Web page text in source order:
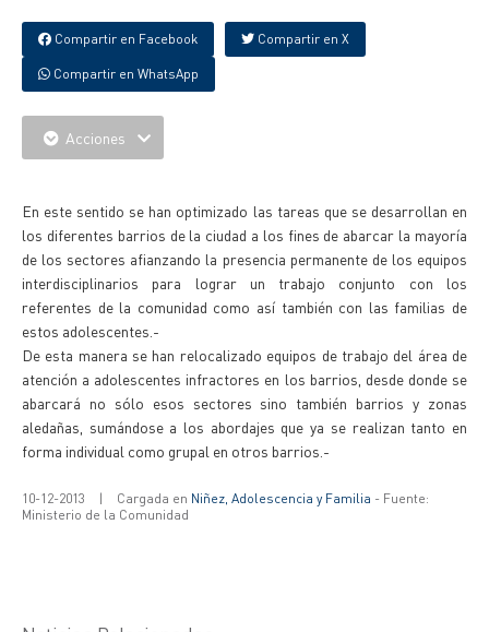
Compartir en Facebook Compartir en X
Compartir en WhatsApp
Acciones
En este sentido se han optimizado las tareas que se desarrollan en
los diferentes barrios de la ciudad a los fines de abarcar la mayoría
de los sectores afianzando la presencia permanente de los equipos
interdisciplinarios para lograr un trabajo conjunto con los
referentes de la comunidad como así también con las familias de
estos adolescentes.-
De esta manera se han relocalizado equipos de trabajo del área de
atención a adolescentes infractores en los barrios, desde donde se
abarcará no sólo esos sectores sino también barrios y zonas
aledañas, sumándose a los abordajes que ya se realizan tanto en
forma individual como grupal en otros barrios.-
10-12-2013 | Cargada en Niñez, Adolescencia y Familia - Fuente:
Ministerio de la Comunidad